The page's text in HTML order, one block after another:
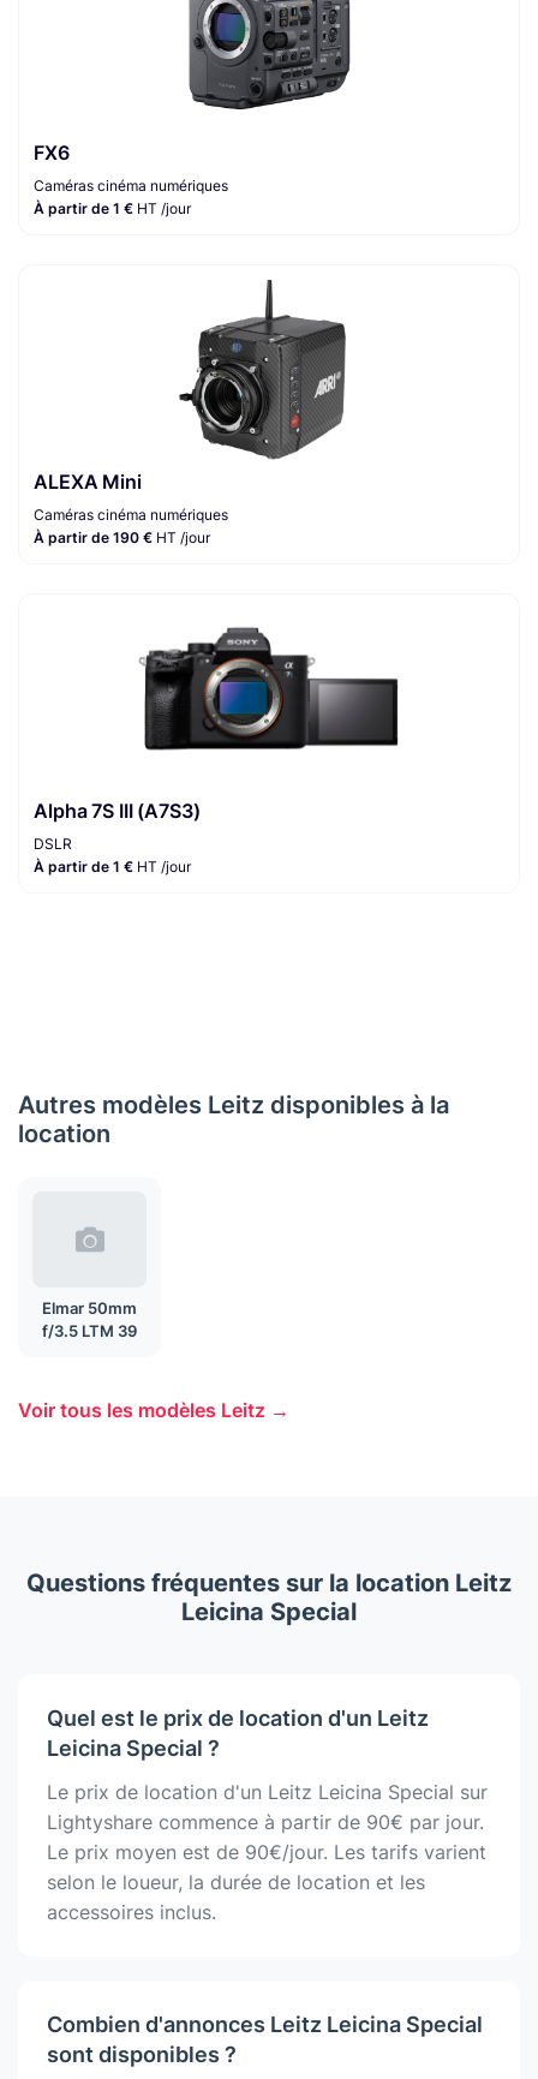
FX6
Caméras cinéma numériques
À partir de 1 € HT /jour
ALEXA Mini
Caméras cinéma numériques
À partir de 190 € HT /jour
Alpha 7S III (A7S3)
DSLR
À partir de 1 € HT /jour
Autres modèles Leitz disponibles à la
location
Elmar 50mm
f/3.5 LTM 39
Voir tous les modèles Leitz →
Questions fréquentes sur la location Leitz
Leicina Special
Quel est le prix de location d'un Leitz
Leicina Special ?
Le prix de location d'un Leitz Leicina Special sur
Lightyshare commence à partir de 90€ par jour.
Le prix moyen est de 90€/jour. Les tarifs varient
selon le loueur, la durée de location et les
accessoires inclus.
Combien d'annonces Leitz Leicina Special
sont disponibles ?